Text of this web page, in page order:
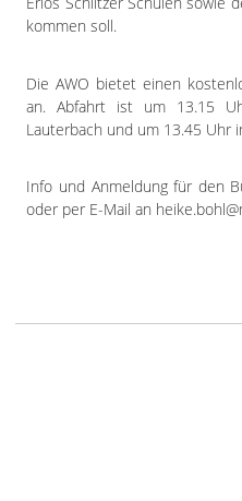
kommen soll.
Die AWO bietet einen
an. Abfahrt ist um 13.15
Lauterbach und um 13.45 Uhr
Info und Anmeldung für den
oder per E-Mail an